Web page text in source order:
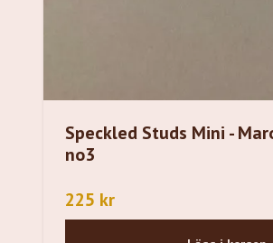
Speckled Studs Mini -
no3
225 kr